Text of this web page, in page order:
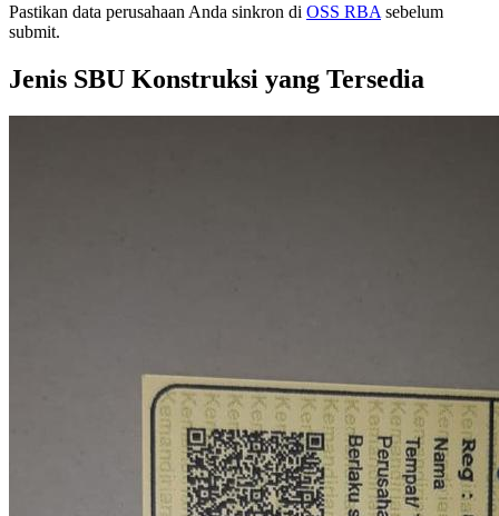
Pastikan data perusahaan Anda sinkron di OSS RBA sebelum
submit.
Jenis SBU Konstruksi yang Tersedia